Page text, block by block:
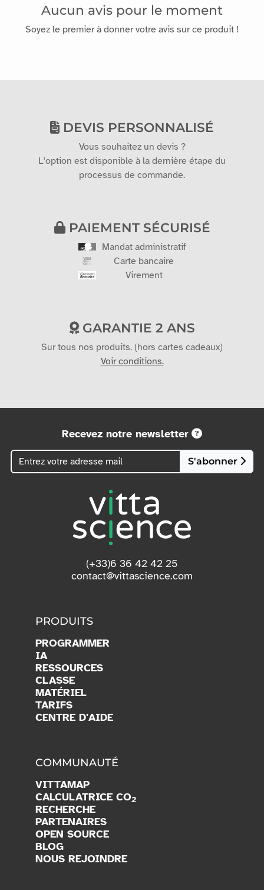
Aucun avis pour le moment
Soyez le premier à donner votre avis sur ce produit !
DEVIS PERSONNALISÉ
Vous souhaitez un devis ?
L'option est disponible à la dernière étape du
processus de commande.
PAIEMENT SÉCURISÉ
Mandat administratif
Carte bancaire
Virement
GARANTIE 2 ANS
Sur tous nos produits. (hors cartes cadeaux)
Voir conditions.
Recevez notre newsletter
S'abonner
(+33)6 36 42 42 25
contact@vittascience.com
PRODUITS
PROGRAMMER
IA
RESSOURCES
CLASSE
MATÉRIEL
TARIFS
CENTRE D'AIDE
COMMUNAUTÉ
VITTAMAP
CALCULATRICE CO2
RECHERCHE
PARTENAIRES
OPEN SOURCE
BLOG
NOUS REJOINDRE